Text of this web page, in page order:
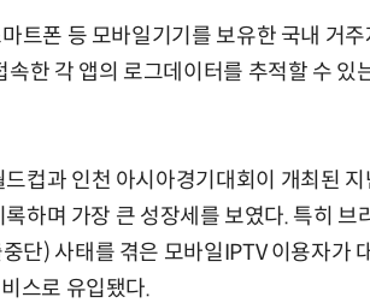
트폰 등 모바일기기를 보유한 국내 거
속한 각 앱의 로그데이터를 추적할 수
컵과 인천 아시아경기대회이 개최된
하며 가장 큰 성장세를 보였다. 특히 브
단) 사태를 겪은 모바일IPTV 이용자가
스로 유입됐다.